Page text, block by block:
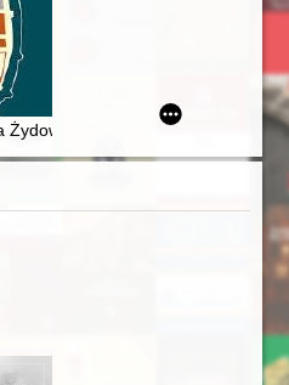
w świetle materiałów "Korwety"
Żydowska : topografia, sztuka,